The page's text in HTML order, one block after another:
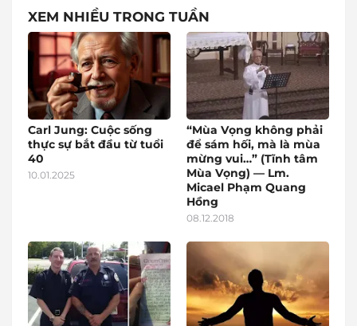
XEM NHIỀU TRONG TUẦN
Carl Jung: Cuộc sống
thực sự bắt đầu từ tuổi
40
10.01.2025
“Mùa Vọng không phải
để sám hối, mà là mùa
mừng vui…” (Tĩnh tâm
Mùa Vọng) — Lm.
Micael Phạm Quang
Hồng
08.12.2018